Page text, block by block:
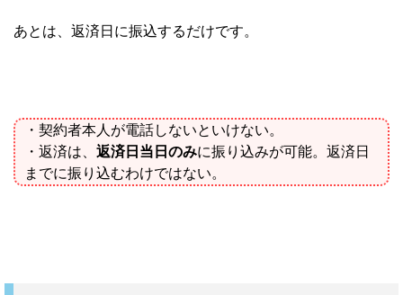
あとは、返済日に振込するだけです。
・契約者本人が電話しないといけない。
・返済は、 返済日当日のみに振り込みが可能。返済日
までに振り込むわけではない。